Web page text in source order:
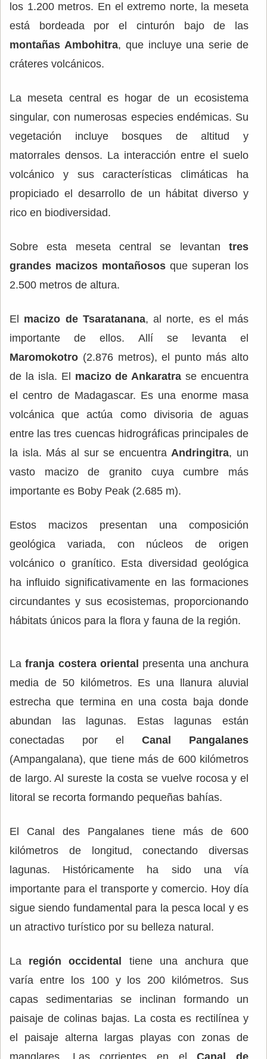
los 1.200 metros. En el extremo norte, la meseta
está bordeada por el cinturón bajo de las
montañas Ambohitra, que incluye una serie de
cráteres volcánicos.
La meseta central es hogar de un ecosistema
singular, con numerosas especies endémicas. Su
vegetación incluye bosques de altitud y
matorrales densos. La interacción entre el suelo
volcánico y sus características climáticas ha
propiciado el desarrollo de un hábitat diverso y
rico en biodiversidad.
Sobre esta meseta central se levantan tres
grandes macizos montañosos que superan los
2.500 metros de altura.
El macizo de Tsaratanana, al norte, es el más
importante de ellos. Allí se levanta el
Maromokotro (2.876 metros), el punto más alto
de la isla. El macizo de Ankaratra se encuentra
el centro de Madagascar. Es una enorme masa
volcánica que actúa como divisoria de aguas
entre las tres cuencas hidrográficas principales de
la isla. Más al sur se encuentraAndringitra, un
vasto macizo de granito cuya cumbre más
importante es Boby Peak (2.685 m).
Estos macizos presentan una composición
geológica variada, con núcleos de origen
volcánico o granítico. Esta diversidad geológica
ha influido significativamente en las formaciones
circundantes y sus ecosistemas, proporcionando
hábitats únicos para la flora y fauna de la región.
La franja costera oriental presenta una anchura
media de 50 kilómetros. Es una llanura aluvial
estrecha que termina en una costa baja donde
abundan las lagunas. Estas lagunas están
conectadas por el Canal Pangalanes
(Ampangalana), que tiene más de 600 kilómetros
de largo. Al sureste la costa se vuelve rocosa y el
litoral se recorta formando pequeñas bahías.
El Canal des Pangalanes tiene más de 600
kilómetros de longitud, conectando diversas
lagunas. Históricamente ha sido una vía
importante para el transporte y comercio. Hoy día
sigue siendo fundamental para la pesca local y es
un atractivo turístico por su belleza natural.
La región occidental
tiene una anchura que
varía entre los 100 y los 200 kilómetros. Sus
capas sedimentarias se inclinan formando un
paisaje de colinas bajas. La costa es rectilínea y
el paisaje alterna largas playas con zonas de